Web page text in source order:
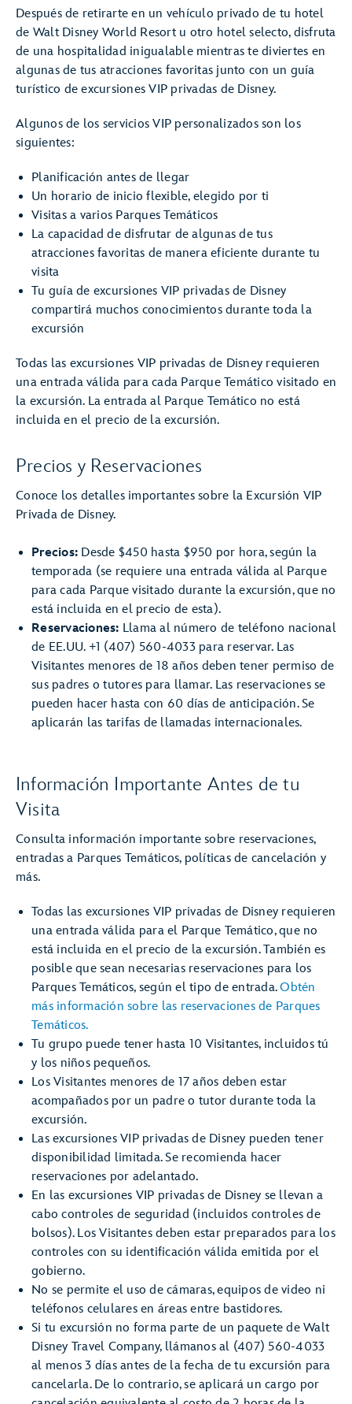
Después de retirarte en un vehículo privado de tu hotel
de Walt Disney World Resort u otro hotel selecto, disfruta
de una hospitalidad inigualable mientras te diviertes en
algunas de tus atracciones favoritas junto con un guía
turístico de excursiones VIP privadas de Disney.
Algunos de los servicios VIP personalizados son los
siguientes:
Planificación antes de llegar
Un horario de inicio flexible, elegido por ti
Visitas a varios Parques Temáticos
La capacidad de disfrutar de algunas de tus
atracciones favoritas de manera eficiente durante tu
visita
Tu guía de excursiones VIP privadas de Disney
compartirá muchos conocimientos durante toda la
excursión
Todas las excursiones VIP privadas de Disney requieren
una entrada válida para cada Parque Temático visitado en
la excursión. La entrada al Parque Temático no está
incluida en el precio de la excursión.
Precios y Reservaciones
Conoce los detalles importantes sobre la Excursión VIP
Privada de Disney.
Precios: Desde $450 hasta $950 por hora, según la
temporada (se requiere una entrada válida al Parque
para cada Parque visitado durante la excursión, que no
está incluida en el precio de esta).
Reservaciones: Llama al número de teléfono nacional
de EE.UU. +1 (407) 560-4033 para reservar. Las
Visitantes menores de 18 años deben tener permiso de
sus padres o tutores para llamar. Las reservaciones se
pueden hacer hasta con 60 días de anticipación. Se
aplicarán las tarifas de llamadas internacionales.
Información Importante Antes de tu
Visita
Consulta información importante sobre reservaciones,
entradas a Parques Temáticos, políticas de cancelación y
más.
Todas las excursiones VIP privadas de Disney requieren
una entrada válida para el Parque Temático, que no
está incluida en el precio de la excursión. También es
posible que sean necesarias reservaciones para los
Parques Temáticos, según el tipo de entrada.Obtén
más información sobre las reservaciones de Parques
Temáticos.
Tu grupo puede tener hasta 10 Visitantes, incluidos tú
y los niños pequeños.
Los Visitantes menores de 17 años deben estar
acompañados por un padre o tutor durante toda la
excursión.
Las excursiones VIP privadas de Disney pueden tener
disponibilidad limitada. Se recomienda hacer
reservaciones por adelantado.
En las excursiones VIP privadas de Disney se llevan a
cabo controles de seguridad (incluidos controles de
bolsos). Los Visitantes deben estar preparados para los
controles con su identificación válida emitida por el
gobierno.
No se permite el uso de cámaras, equipos de video ni
teléfonos celulares en áreas entre bastidores.
Si tu excursión no forma parte de un paquete de Walt
Disney Travel Company, llámanos al (407) 560-4033
al menos 3 días antes de la fecha de tu excursión para
cancelarla. De lo contrario, se aplicará un cargo por